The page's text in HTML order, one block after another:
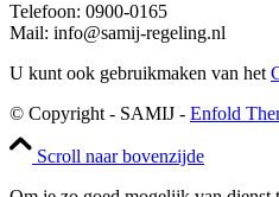
Telefoon: 0900-0165
Mail: info@samij-regeling.nl
U kunt ook gebruikmaken van het
© Copyright - SAMIJ - Enfold
Scroll naar bovenzijde